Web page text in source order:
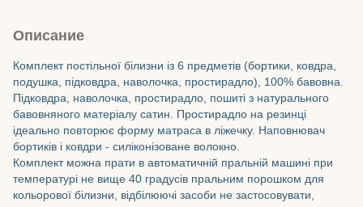
Описание
Комплект постільної білизни із 6 предметів (бортики, ковдра,
подушка, підковдра, наволочка, простирадло), 100% бавовна.
Підковдра, наволочка, простирадло, пошиті з натурального
бавовняного матеріалу сатин. Простирадло на резинці
ідеально повторює форму матраса в ліжечку. Наповнювач
бортиків і ковдри - силіконізоване волокно.
Комплект можна прати в автоматичній пральній машині при
температурі не вище 40 градусів пральним порошком для
кольорової білизни, відбілюючі засоби не застосовувати,